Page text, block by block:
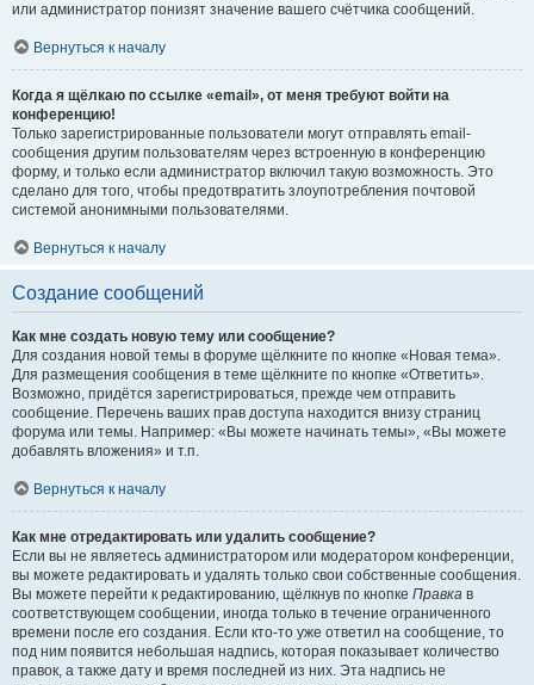
или администратор понизят значение вашего счётчика сообщений.
Вернуться к началу
Когда я щёлкаю по ссылке «email», от меня требуют войти на
конференцию!
Только зарегистрированные пользователи могут отправлять email-
сообщения другим пользователям через встроенную в конференцию
форму, и только если администратор включил такую возможность. Это
сделано для того, чтобы предотвратить злоупотребления почтовой
системой анонимными пользователями.
Вернуться к началу
Создание сообщений
Как мне создать новую тему или сообщение?
Для создания новой темы в форуме щёлкните по кнопке «Новая тема».
Для размещения сообщения в теме щёлкните по кнопке «Ответить».
Возможно, придётся зарегистрироваться, прежде чем отправить
сообщение. Перечень ваших прав доступа находится внизу страниц
форума или темы. Например: «Вы можете начинать темы», «Вы можете
добавлять вложения» и т.п.
Вернуться к началу
Как мне отредактировать или удалить сообщение?
Если вы не являетесь администратором или модератором конференции,
вы можете редактировать и удалять только свои собственные сообщения.
Вы можете перейти к редактированию, щёлкнув по кнопке Правка в
соответствующем сообщении, иногда только в течение ограниченного
времени после его создания. Если кто-то уже ответил на сообщение, то
под ним появится небольшая надпись, которая показывает количество
правок, а также дату и время последней из них. Эта надпись не